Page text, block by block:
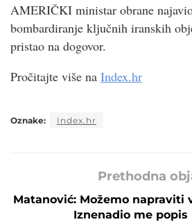
AMERIČKI ministar obrane
bombardiranje ključnih iranskih
pristao na dogovor.
Pročitajte više na Index.hr
Oznake: Index.hr
Prethodna
Matanović: Možemo napraviti
Iznenadio me popis